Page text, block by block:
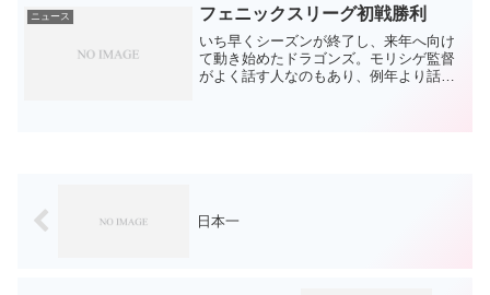
そりゃあ私のようなオ...
ニュース フェニックスリーグ初戦勝利
いち早くシーズンが終了し、来年へ向け
て動き始めたドラゴンズ。モリシゲ監督
がよく話す人なのもあり、例年より話題
日本一